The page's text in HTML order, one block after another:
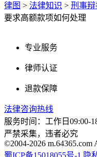
律图 > 法律知识 > 刑事辩
要求高额款项如何处理
专业服务
律师认证
退款保障
法律咨询热线
服务时间：工作日09:00-
严禁采集，违者必究
©2004-2026 m.64365.com
蜀ICP备15018055号-1 隐